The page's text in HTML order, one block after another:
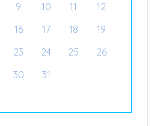
9 10 11
12
16 17 18
19
23 24 25
26
30 31